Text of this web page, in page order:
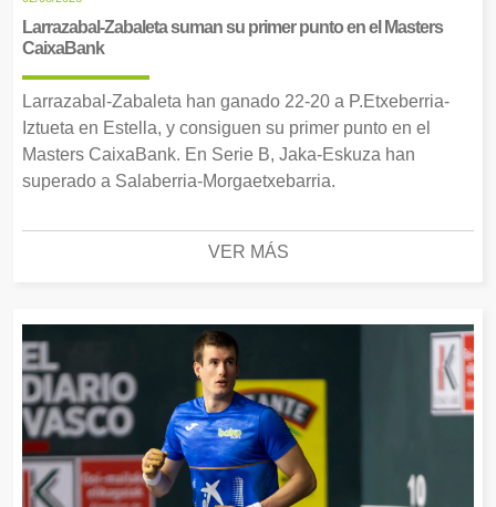
Larrazabal-Zabaleta suman su primer punto en el Masters
CaixaBank
Larrazabal-Zabaleta han ganado 22-20 a P.Etxeberria-
Iztueta en Estella, y consiguen su primer punto en el
Masters CaixaBank. En Serie B, Jaka-Eskuza han
superado a Salaberria-Morgaetxebarria.
VER MÁS